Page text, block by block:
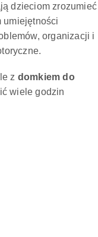
dzieciom zrozumieć
umiejętności
organizacji i
z domkiem do
wiele godzin